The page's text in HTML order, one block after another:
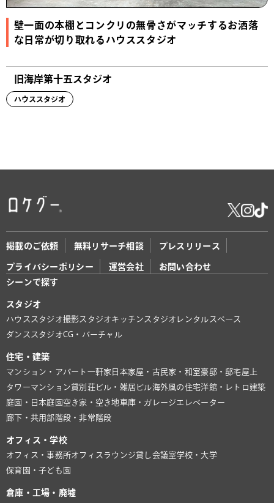
壁一面の本棚とコンクリの無骨さがマッチするお洒落
な日常が切り取れるハウススタジオ
旧海岸第十五スタジオ
ハウススタジオ
掲載のご依頼 無料リサーチ相談 プレスリリース
プライバシーポリシー 運営会社
お問い合わせ
シーンで探す
スタジオ
ハウススタジオ撮影スタジオキッチンスタジオ レンタルスペース
ダンススタジオCG・バーチャル
住宅・建築
マンション・アパート 一軒家 日本家屋・古民家・和室豪邸・邸宅屋上
タワーマンション貸別荘ビル・雑居ビル海外風の住宅洋館・レトロ建築
庭園・日本庭園 空き家・空き地 車庫・ガレージ エレベーター
廊下・共用部 階段・非常階段
オフィス・学校
オフィス・事務所オフィスラウンジ貸し会議室学校・大学
保育園・子ども園
倉庫・工場・廃墟